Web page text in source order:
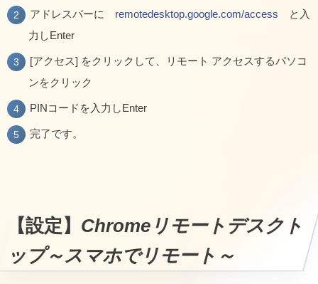
アドレスバーに remotedesktop.google.com/access と入
力しEnter
[アクセス] をクリックして、リモート アクセスするパソコ
ンをクリック
PINコードを入力しEnter
完了です。
【設定】 Chromeリモートデスクト
ップ～スマホでリモート～